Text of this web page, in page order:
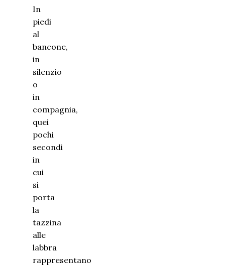
In
piedi
al
bancone,
in
silenzio
o
in
compagnia,
quei
pochi
secondi
in
cui
si
porta
la
tazzina
alle
labbra
rappresentano